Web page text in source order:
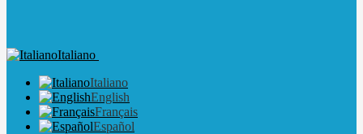
Italiano
Italiano
English
Français
Español